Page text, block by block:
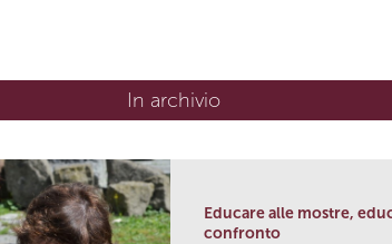
In archivio
Educare alle mostre,
confronto